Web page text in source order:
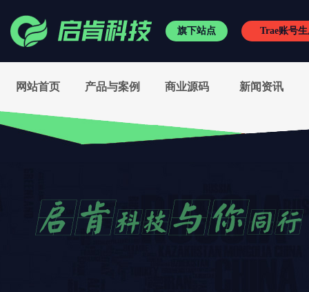
旗下站点
RVC变声王 / 小启频谱
有趣相机 神狐水印克星
抖音刷赞平台 / 软著代办
Trae账号
网站首页 产品与案例 商业源码 新闻资讯